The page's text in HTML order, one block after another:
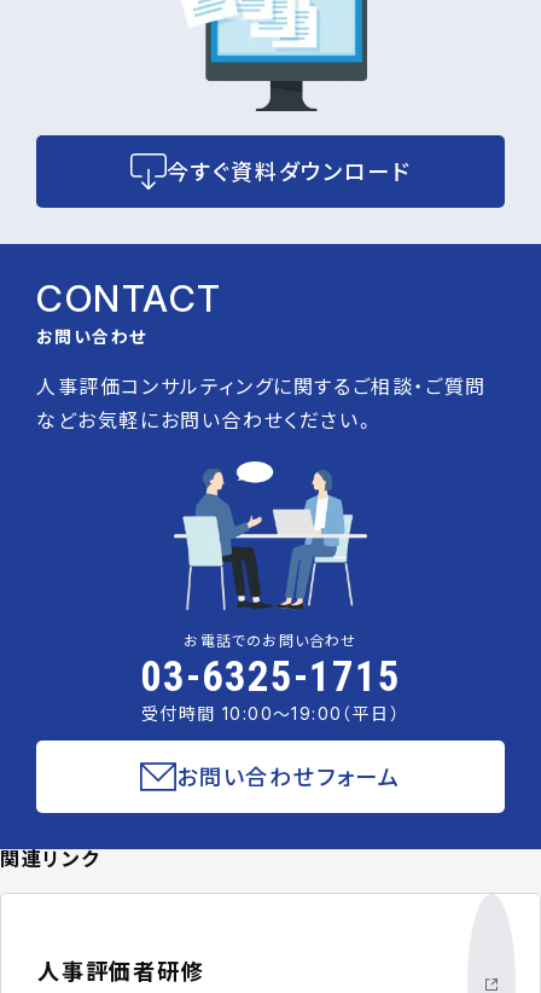
今すぐ資料ダウンロード
CONTACT
お問い合わせ
人事評価コンサルティングに関するご相談・ご質問
などお気軽にお問い合わせください。
お電話でのお問い合わせ
03-6325-1715
受付時間 10:00〜19:00（平日）
お問い合わせフォーム
関連リンク
人事評価者研修